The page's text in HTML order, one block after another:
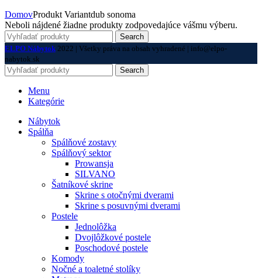
DomovProdukt Variantdub sonoma
Neboli nájdené žiadne produkty zodpovedajúce vášmu výberu.
Search
ELPO Nábytok 2022 | Všetky práva na obsah vyhradené | info@elpo-
nabytok.sk
Search
Menu
Kategórie
Nábytok
Spálňa
Spálňové zostavy
Spálňový sektor
Prowansja
SILVANO
Šatníkové skrine
Skrine s otočnými dverami
Skrine s posuvnými dverami
Postele
Jednolôžka
Dvojlôžkové postele
Poschodové postele
Komody
Nočné a toaletné stolíky